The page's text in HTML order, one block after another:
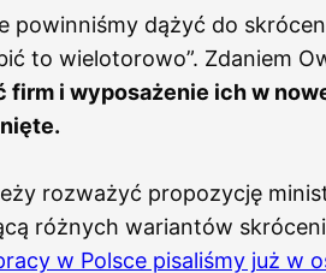
powinniśmy dążyć do
to wielotorowo”. Zdaniem
firm i wyposażenie ich w
rozważyć propozycję
różnych wariantów
w Polsce pisaliśmy już w